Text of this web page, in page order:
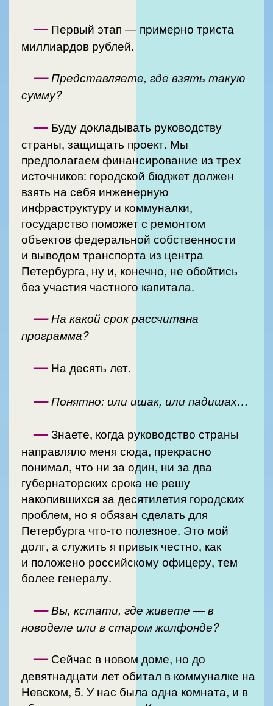
— Первый этап — примерно триста
миллиардов рублей.
—Представляете, где взять такую
сумму?
— Буду докладывать руководству
страны, защищать проект. Мы
предполагаем финансирование из трех
источников: городской бюджет должен
взять на себя инженерную
инфраструктуру и коммуналки,
государство поможет с ремонтом
объектов федеральной собственности
и выводом транспорта из центра
Петербурга, ну и, конечно, не обойтись
без участия частного капитала.
—На какой срок рассчитана
программа?
— На десять лет.
—Понятно: или ишак, или падишах…
—Знаете, когда руководство страны
направляло меня сюда, прекрасно
понимал, что ни за один, ни за два
губернаторских срока не решу
накопившихся за десятилетия городских
проблем, но я обязан сделать для
Петербурга что-то полезное. Это мой
долг, а служить я привык честно, как
и положено российскому офицеру, тем
более генералу.
—Вы, кстати, где живете — в
новоделе или в старом жилфонде?
— Сейчас в новом доме, но до
девятнадцати лет обитал в коммуналке на
Невском, 5. У нас была одна комната, и в